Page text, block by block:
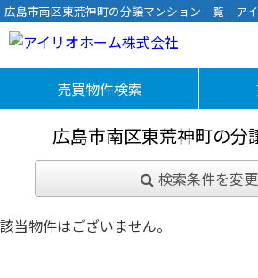
広島市南区東荒神町の分譲マンション一覧｜ア
売買物件検索
広島市南区東荒神町の分
検索条件を変更
該当物件はございません。